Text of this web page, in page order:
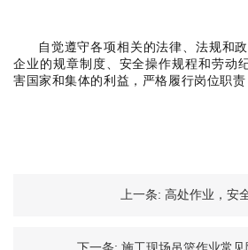
自觉遵守各项相关的法律、法规和
企业的规章制度、安全操作规程和劳动
害国家和集体的利益，严格履行岗位职责
上一条: 高处作业，安